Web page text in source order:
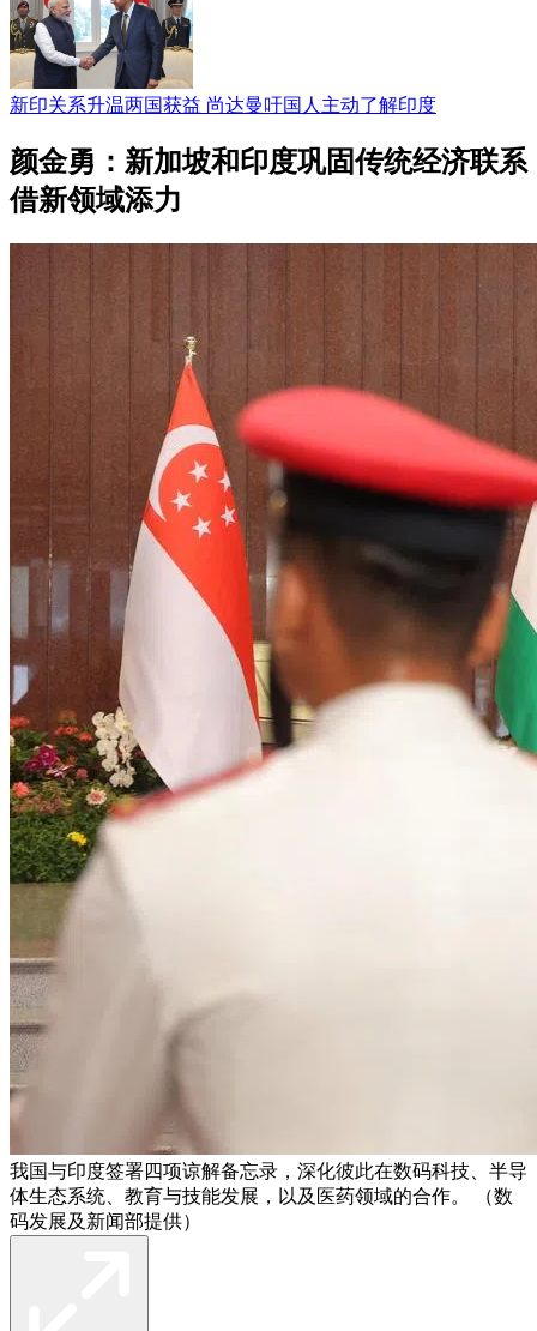
新印关系升温两国获益 尚达曼吁国人主动了解印度
颜金勇：新加坡和印度巩固传统经济联系
借新领域添力
我国与印度签署四项谅解备忘录，深化彼此在数码科技、半导
体生态系统、教育与技能发展，以及医药领域的合作。 （数
码发展及新闻部提供）